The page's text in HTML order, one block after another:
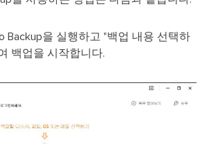
Backup을 실행하고 "백업 내용 선택하
백업을 시작합니다.